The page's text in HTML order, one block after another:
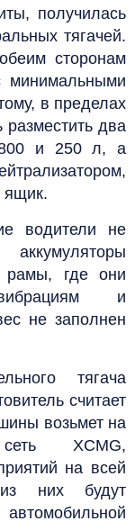
получилась
тягачей.
сторонам
минимальными
в пределах
два
800 и 250 л, а
ящик.
водители не
рамы, где они
и
не заполнен
тягача
считает
возьмет на
XCMG,
на всей
них будут